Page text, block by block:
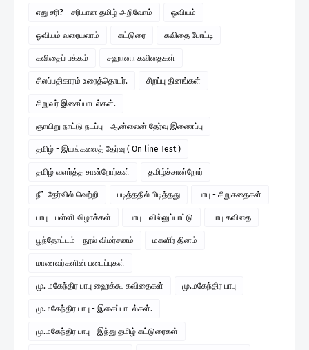
எது சரி? - சரியான தமிழ் அறிவோம் ஓவியம்
ஓவியம் வரையலாம் கட்டுரை கவிதை போட்டி
கவிதைப் பக்கம் சஹானா கவிதைகள்
சிலப்பதிகாரம் உரைத்தொடர். சிறப்பு தினங்கள்
சிறுவர் இசைப்பாடல்கள்.
ஞாயிறு நாட்டு நடப்பு - ஆன்லைன் தேர்வு இணைப்பு
தமிழ் - இயங்கலைத் தேர்வு ( On line Test )
தமிழ் வளர்த்த சான்றோர்கள் தமிழ்ச்சான்றோர்
நீட் தேர்வில் வெற்றி படித்ததில் பிடித்தது பாபு - சிறுகதைகள்
பாபு - பள்ளி விழாக்கள் பாபு - வில்லுப்பாட்டு பாபு கவிதை
பூந்தோட்டம் - நூல் விமர்சனம் மகளிர் தினம்
மாணவர்களின் படைப்புகள்
மு. மகேந்திர பாபு ஹைக்கூ கவிதைகள் மு.மகேந்திர பாபு
மு.மகேந்திர பாபு - இசைப்பாடல்கள்.
மு.மகேந்திர பாபு - இந்து தமிழ் கட்டுரைகள்